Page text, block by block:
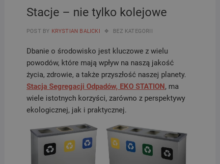
Stacje – nie tylko kolejowe
POST BY KRYSTIAN BALICKI BEZ KATEGORII
Dbanie o środowisko jest kluczowe z wielu
powodów, które mają wpływ na naszą jakość
życia, zdrowie, a także przyszłość naszej planety.
Stacja Segregacji Odpadów, EKO STATION, ma
wiele istotnych korzyści, zarówno z perspektywy
ekologicznej, jak i praktycznej.